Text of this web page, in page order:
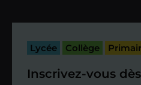
passé.
Étape 4
Lycée Collège
Inscrivez-vous